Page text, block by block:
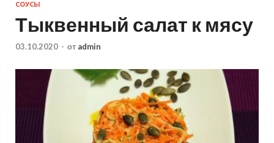
СОУСЫ
Тыквенный салат к мясу
03.10.2020 - от admin